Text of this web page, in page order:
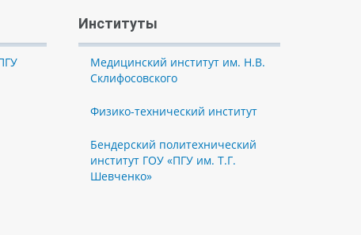
Институты
Медицинский институт им. Н.В.
Склифосовского
Физико-технический институт
Бендерский политехнический
институт ГОУ «ПГУ им. Т.Г.
Шевченко»